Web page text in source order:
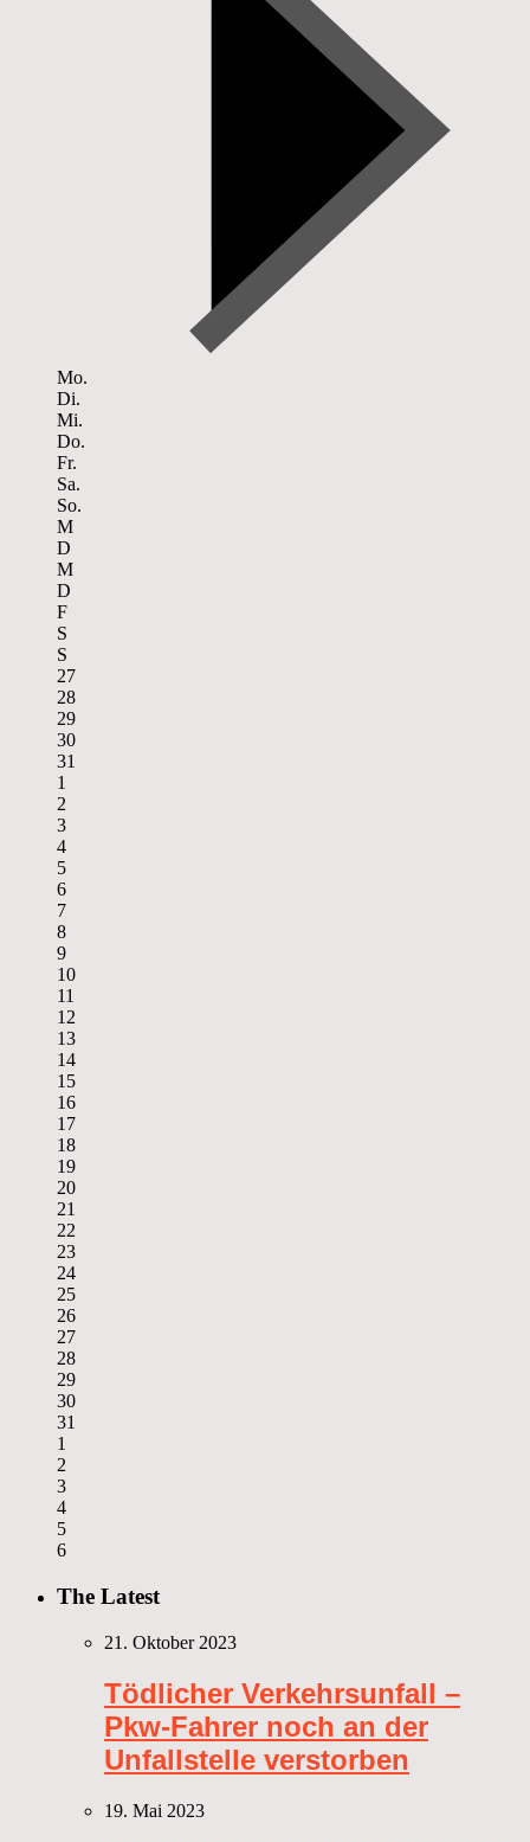
Mo.
Di.
Mi.
Do.
Fr.
Sa.
So.
M
D
M
D
F
S
S
27
28
29
30
31
1
2
3
4
5
6
7
8
9
10
11
12
13
14
15
16
17
18
19
20
21
22
23
24
25
26
27
28
29
30
31
1
2
3
4
5
6
The Latest
21. Oktober 2023
Tödlicher Verkehrsunfall –
Pkw-Fahrer noch an der
Unfallstelle verstorben
19. Mai 2023